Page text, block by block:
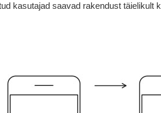
kasutajad saavad rakendust täielikult